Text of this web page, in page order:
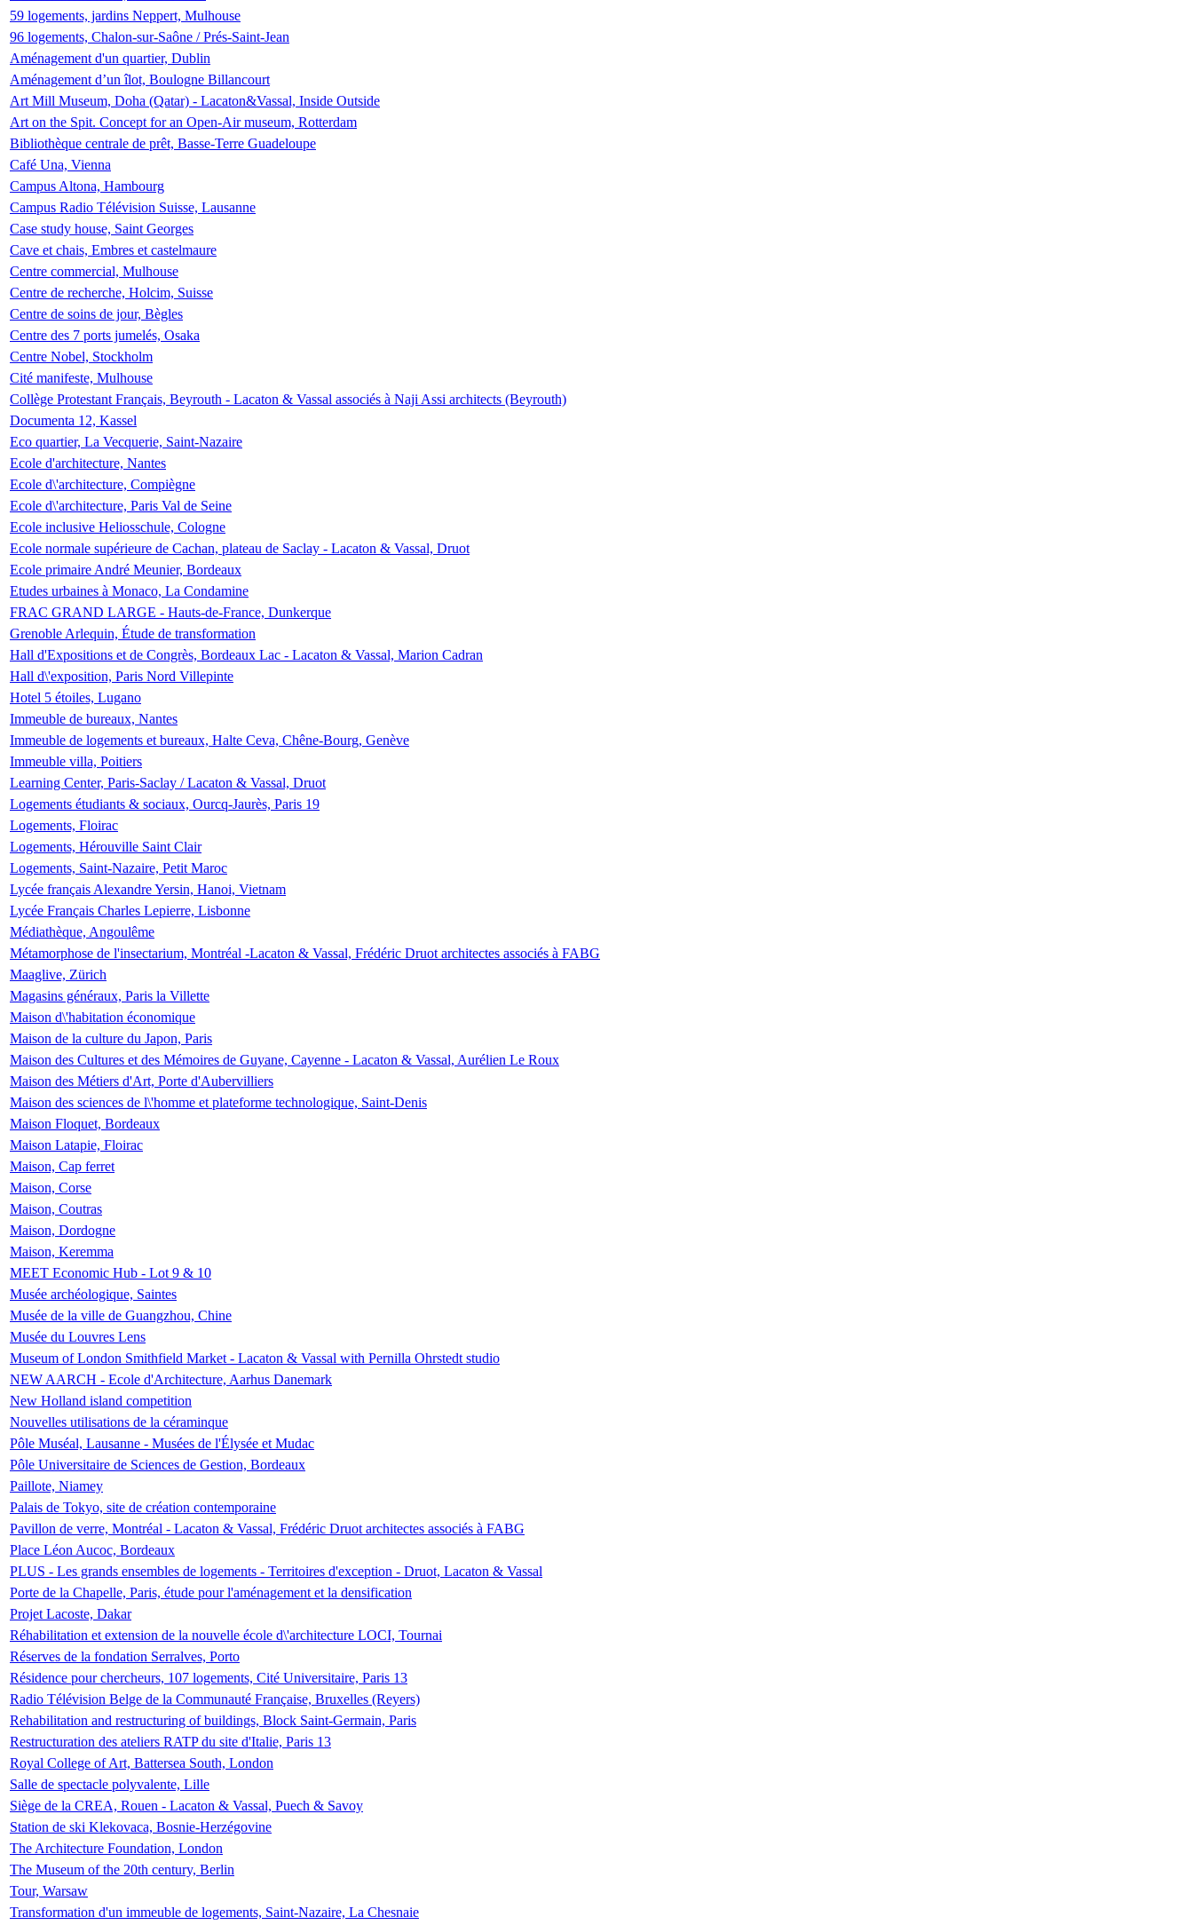
59 logements, jardins Neppert, Mulhouse
96 logements, Chalon-sur-Saône / Prés-Saint-Jean
Aménagement d'un quartier, Dublin
Aménagement d’un îlot, Boulogne Billancourt
Art Mill Museum, Doha (Qatar) - Lacaton&Vassal, Inside Outside
Art on the Spit. Concept for an Open-Air museum, Rotterdam
Bibliothèque centrale de prêt, Basse-Terre Guadeloupe
Café Una, Vienna
Campus Altona, Hambourg
Campus Radio Télévision Suisse, Lausanne
Case study house, Saint Georges
Cave et chais, Embres et castelmaure
Centre commercial, Mulhouse
Centre de recherche, Holcim, Suisse
Centre de soins de jour, Bègles
Centre des 7 ports jumelés, Osaka
Centre Nobel, Stockholm
Cité manifeste, Mulhouse
Collège Protestant Français, Beyrouth - Lacaton & Vassal associés à Naji Assi architects (Beyrouth)
Documenta 12, Kassel
Eco quartier, La Vecquerie, Saint-Nazaire
Ecole d'architecture, Nantes
Ecole d\'architecture, Compiègne
Ecole d\'architecture, Paris Val de Seine
Ecole inclusive Heliosschule, Cologne
Ecole normale supérieure de Cachan, plateau de Saclay - Lacaton & Vassal, Druot
Ecole primaire André Meunier, Bordeaux
Etudes urbaines à Monaco, La Condamine
FRAC GRAND LARGE - Hauts-de-France, Dunkerque
Grenoble Arlequin, Étude de transformation
Hall d'Expositions et de Congrès, Bordeaux Lac - Lacaton & Vassal, Marion Cadran
Hall d\'exposition, Paris Nord Villepinte
Hotel 5 étoiles, Lugano
Immeuble de bureaux, Nantes
Immeuble de logements et bureaux, Halte Ceva, Chêne-Bourg, Genève
Immeuble villa, Poitiers
Learning Center, Paris-Saclay / Lacaton & Vassal, Druot
Logements étudiants & sociaux, Ourcq-Jaurès, Paris 19
Logements, Floirac
Logements, Hérouville Saint Clair
Logements, Saint-Nazaire, Petit Maroc
Lycée français Alexandre Yersin, Hanoi, Vietnam
Lycée Français Charles Lepierre, Lisbonne
Médiathèque, Angoulême
Métamorphose de l'insectarium, Montréal -Lacaton & Vassal, Frédéric Druot architectes associés à FABG
Maaglive, Zürich
Magasins généraux, Paris la Villette
Maison d\'habitation économique
Maison de la culture du Japon, Paris
Maison des Cultures et des Mémoires de Guyane, Cayenne - Lacaton & Vassal, Aurélien Le Roux
Maison des Métiers d'Art, Porte d'Aubervilliers
Maison des sciences de l\'homme et plateforme technologique, Saint-Denis
Maison Floquet, Bordeaux
Maison Latapie, Floirac
Maison, Cap ferret
Maison, Corse
Maison, Coutras
Maison, Dordogne
Maison, Keremma
MEET Economic Hub - Lot 9 & 10
Musée archéologique, Saintes
Musée de la ville de Guangzhou, Chine
Musée du Louvres Lens
Museum of London Smithfield Market - Lacaton & Vassal with Pernilla Ohrstedt studio
NEW AARCH - Ecole d'Architecture, Aarhus Danemark
New Holland island competition
Nouvelles utilisations de la céraminque
Pôle Muséal, Lausanne - Musées de l'Élysée et Mudac
Pôle Universitaire de Sciences de Gestion, Bordeaux
Paillote, Niamey
Palais de Tokyo, site de création contemporaine
Pavillon de verre, Montréal - Lacaton & Vassal, Frédéric Druot architectes associés à FABG
Place Léon Aucoc, Bordeaux
PLUS - Les grands ensembles de logements - Territoires d'exception - Druot, Lacaton & Vassal
Porte de la Chapelle, Paris, étude pour l'aménagement et la densification
Projet Lacoste, Dakar
Réhabilitation et extension de la nouvelle école d\'architecture LOCI, Tournai
Réserves de la fondation Serralves, Porto
Résidence pour chercheurs, 107 logements, Cité Universitaire, Paris 13
Radio Télévision Belge de la Communauté Française, Bruxelles (Reyers)
Rehabilitation and restructuring of buildings, Block Saint-Germain, Paris
Restructuration des ateliers RATP du site d'Italie, Paris 13
Royal College of Art, Battersea South, London
Salle de spectacle polyvalente, Lille
Siège de la CREA, Rouen - Lacaton & Vassal, Puech & Savoy
Station de ski Klekovaca, Bosnie-Herzégovine
The Architecture Foundation, London
The Museum of the 20th century, Berlin
Tour, Warsaw
Transformation d'un immeuble de logements, Saint-Nazaire, La Chesnaie